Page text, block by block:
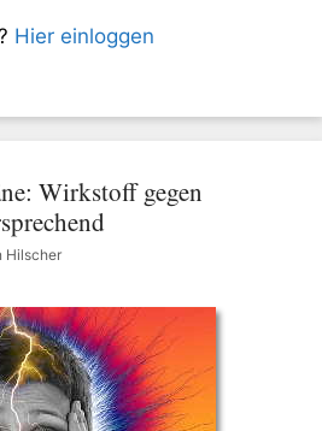
Hier einloggen
Wirkstoff gegen
Hilscher